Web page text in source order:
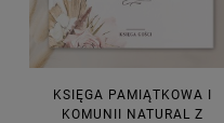
KSIĘGA PAMIĄTKOWA I
KOMUNII NATURAL Z